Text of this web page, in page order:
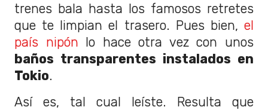
trenes bala hasta los famosos retretes
que te limpian el trasero. Pues bien, el
país nipón lo hace otra vez con unos
baños transparentes instalados en
Tokio.
Así es, tal cual leíste. Resulta que